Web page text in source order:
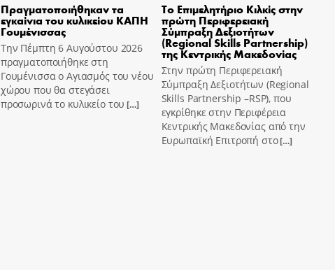
Πραγματοποιήθηκαν τα
εγκαίνια του κυλικείου ΚΑΠΗ
Γουμένισσας
Την Πέμπτη 6 Αυγούστου 2026
πραγματοποιήθηκε στη
Γουμένισσα ο Αγιασμός του νέου
χώρου που θα στεγάσει
προσωρινά το κυλικείο του […]
Το Επιμελητήριο Κιλκίς στην
πρώτη Περιφερειακή
Σύμπραξη Δεξιοτήτων
(Regional Skills Partnership)
της Κεντρικής Μακεδονίας
Στην πρώτη Περιφερειακή
Σύμπραξη Δεξιοτήτων (Regional
Skills Partnership –RSP), που
εγκρίθηκε στην Περιφέρεια
Κεντρικής Μακεδονίας από την
Ευρωπαϊκή Επιτροπή στο[…]